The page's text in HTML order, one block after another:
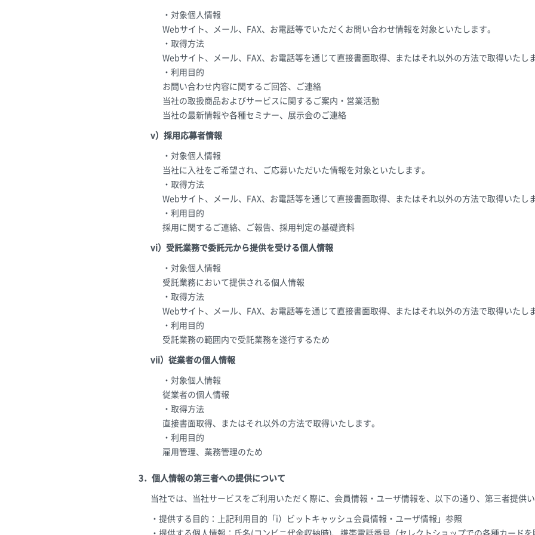
・対象個人情報
Webサイト、メール、FAX、お電話等でいただくお問い合わせ情報を対象といたします。
・取得方法
Webサイト、メール、FAX、お電話等を通じて直接書面取得、またはそれ以外の方法で取得いたしま
・利用目的
お問い合わせ内容に関するご回答、ご連絡
当社の取扱商品およびサービスに関するご案内・営業活動
当社の最新情報や各種セミナー、展示会のご連絡
v）採用応募者情報
・対象個人情報
当社に入社をご希望され、ご応募いただいた情報を対象といたします。
・取得方法
Webサイト、メール、FAX、お電話等を通じて直接書面取得、またはそれ以外の方法で取得いたしま
・利用目的
採用に関するご連絡、ご報告、採用判定の基礎資料
vi）受託業務で委託元から提供を受ける個人情報
・対象個人情報
受託業務において提供される個人情報
・取得方法
Webサイト、メール、FAX、お電話等を通じて直接書面取得、またはそれ以外の方法で取得いたしま
・利用目的
受託業務の範囲内で受託業務を遂行するため
vii）従業者の個人情報
・対象個人情報
従業者の個人情報
・取得方法
直接書面取得、またはそれ以外の方法で取得いたします。
・利用目的
雇用管理、業務管理のため
3．個人情報の第三者への提供について
当社では、当社サービスをご利用いただく際に、会員情報・ユーザ情報を、以下の通り、第三者提供い
・提供する目的：上記利用目的「i）ビットキャッシュ会員情報・ユーザ情報」参照
・提供する個人情報：氏名(コンビニ代金収納時)、携帯電話番号（セレクトショップでの各種カード